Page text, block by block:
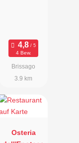
4 Bew.
Brissago
3.9 km
Osteria